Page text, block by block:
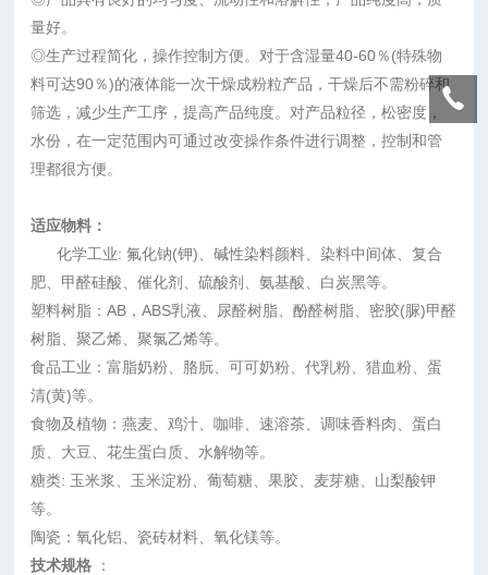
量好。
◎生产过程简化，操作控制方便。对于含湿量40-60％(特殊物
料可达90％)的液体能一次干燥成粉粒产品，干燥后不需粉碎和
筛选，减少生产工序，提高产品纯度。对产品粒径，松密度，
水份，在一定范围内可通过改变操作条件进行调整，控制和管
理都很方便。
适应物料：
化学工业: 氟化钠(钾)、碱性染料颜料、染料中间体、复合
肥、甲醛硅酸、催化剂、硫酸剂、氨基酸、白炭黑等。
塑料树脂：AB，ABS乳液、尿醛树脂、酚醛树脂、密胶(脲)甲醛
树脂、聚乙烯、聚氯乙烯等。
食品工业：富脂奶粉、胳朊、可可奶粉、代乳粉、猎血粉、蛋
清(黄)等。
食物及植物：燕麦、鸡汁、咖啡、速溶茶、调味香料肉、蛋白
质、大豆、花生蛋白质、水解物等。
糖类: 玉米浆、玉米淀粉、葡萄糖、果胶、麦芽糖、山梨酸钾
等。
陶瓷：氧化铝、瓷砖材料、氧化镁等。
技术规格
：